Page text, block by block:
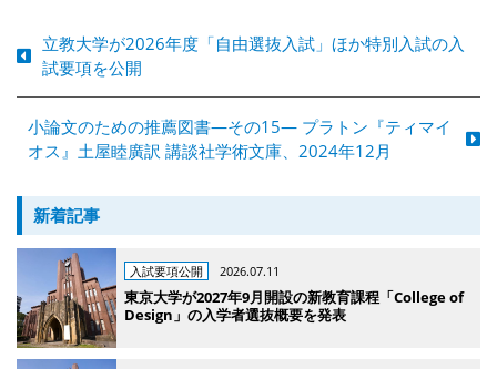
立教大学が2026年度「自由選抜入試」ほか特別入試の入
試要項を公開
小論文のための推薦図書―その15― プラトン『ティマイ
オス』土屋睦廣訳 講談社学術文庫、2024年12月
新着記事
入試要項公開 2026.07.11
東京大学が2027年9月開設の新教育課程「College of
Design」の入学者選抜概要を発表